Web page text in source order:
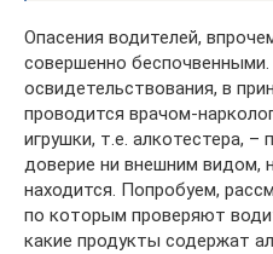
Опасения водителей,
совершенно
освидетельствования, в
проводится врачом-
игрушки, т.е. алкотестера,
доверие ни внешним видом,
находится. Попробуем,
по которым проверяют
какие продукты содержат